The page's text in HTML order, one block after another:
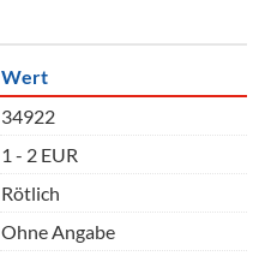
Wert
34922
1 - 2 EUR
Rötlich
Ohne Angabe